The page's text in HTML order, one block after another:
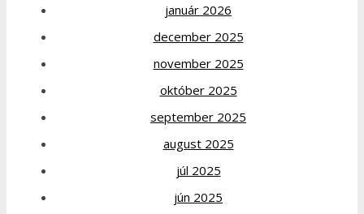
január 2026
december 2025
november 2025
október 2025
september 2025
august 2025
júl 2025
jún 2025